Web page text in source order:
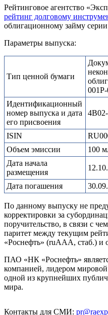
Рейтинговое агентство
рейтинг долговому
облигационному займу
Параметры выпуска:
Тип ценной бумаги
Идентификационный
номер выпуска и дата
его присвоения
ISIN
Объем эмиссии
100
Дата начала
размещения
Дата погашения
По данному выпуску не
корректировки за
поручительство, в связи с
паритет между текущим
«Роснефть» (ruAAA, стаб.) и
ПАО «НК «Роснефть»
компанией, лидером мировой
одной из крупнейших
мира.
Контакты для СМИ: